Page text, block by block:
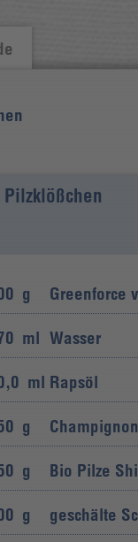
g Greenforce
ml Wasser
ml Rapsöl
g
g Bio Pilze
g geschälte